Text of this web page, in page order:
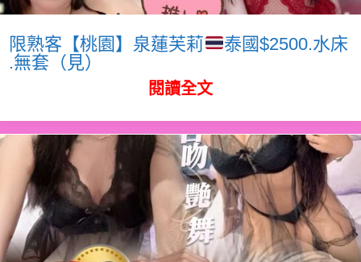
限熟客【桃園】泉蓮芙莉
泰國$2500.水床
.無套（見）
閱讀全文